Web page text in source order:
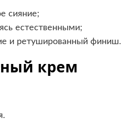
сияние;
естественными;
и ретушированный финиш.
крем